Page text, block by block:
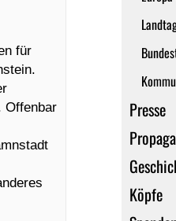
Presse
Köpfe
für
Offenbar